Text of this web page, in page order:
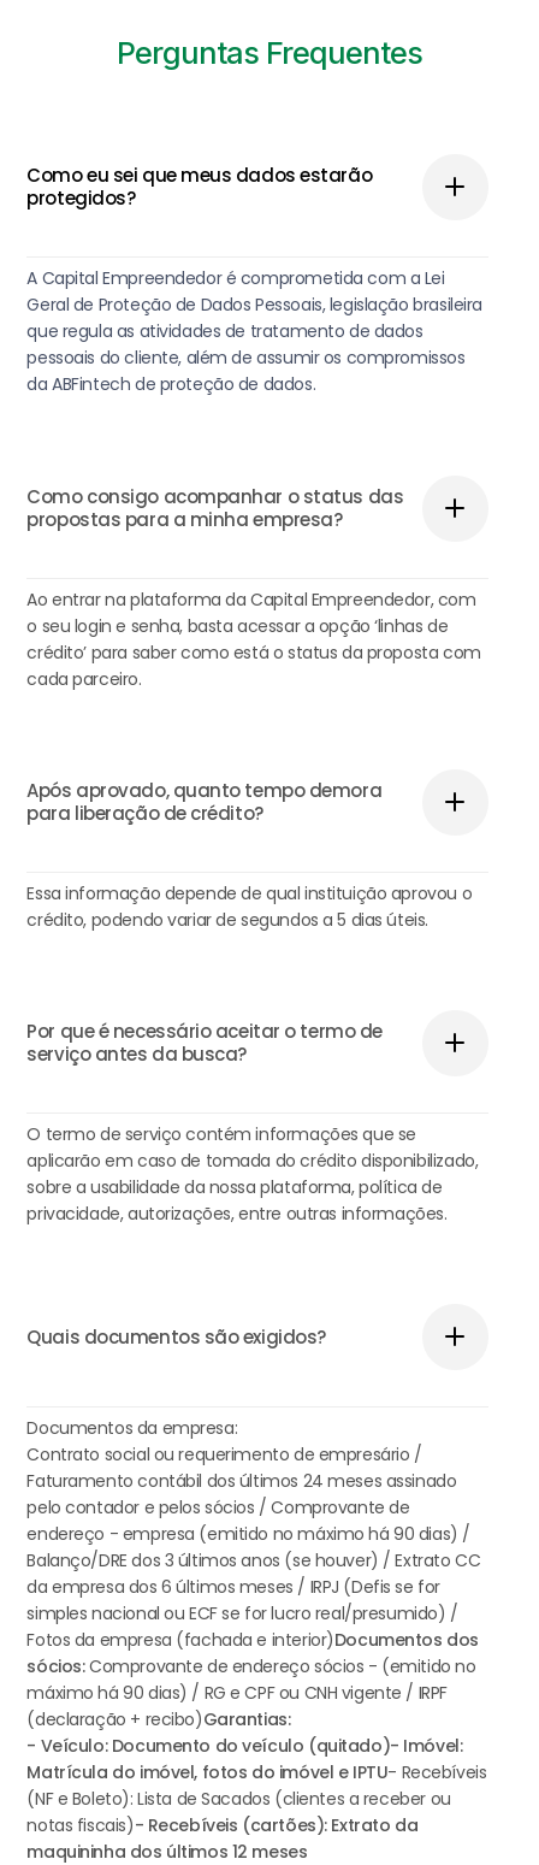
Perguntas Frequentes
Como eu sei que meus dados estarão
protegidos?
A Capital Empreendedor é comprometida com a Lei
Geral de Proteção de Dados Pessoais, legislação brasileira
que regula as atividades de tratamento de dados
pessoais do cliente, além de assumir os compromissos
da ABFintech de proteção de dados.
Como consigo acompanhar o status das
propostas para a minha empresa?
Ao entrar na plataforma da Capital Empreendedor, com
o seu login e senha, basta acessar a opção ‘linhas de
crédito’ para saber como está o status da proposta com
cada parceiro.
Após aprovado, quanto tempo demora
para liberação de crédito?
Essa informação depende de qual instituição aprovou o
crédito, podendo variar de segundos a 5 dias úteis.
Por que é necessário aceitar o termo de
serviço antes da busca?
O termo de serviço contém informações que se
aplicarão em caso de tomada do crédito disponibilizado,
sobre a usabilidade da nossa plataforma, política de
privacidade, autorizações, entre outras informações.
Quais documentos são exigidos?
Documentos da empresa:
Contrato social ou requerimento de empresário /
Faturamento contábil dos últimos 24 meses assinado
pelo contador e pelos sócios / Comprovante de
endereço - empresa (emitido no máximo há 90 dias) /
Balanço/DRE dos 3 últimos anos (se houver) / Extrato CC
da empresa dos 6 últimos meses / IRPJ (Defis se for
simples nacional ou ECF se for lucro real/presumido) /
Fotos da empresa (fachada e interior)Documentos dos
sócios:Comprovante de endereço sócios - (emitido no
máximo há 90 dias) / RG e CPF ou CNH vigente / IRPF
(declaração + recibo)Garantias:
- Veículo: Documento do veículo (quitado)- Imóvel:
Matrícula do imóvel, fotos do imóvel e IPTU- Recebíveis
(NF e Boleto): Lista de Sacados (clientes a receber ou
notas fiscais)- Recebíveis (cartões): Extrato da
maquininha dos últimos 12 meses